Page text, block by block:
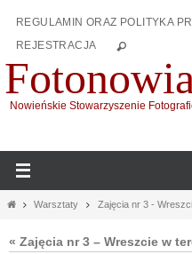
treści
REGULAMIN ORAZ POLITYKA
REJESTRACJA
Nowieńskie Stowarzyszenie
HomeWarsztaty Zajęcia nr 3 -
« Zajęcia nr 3 – Wreszcie w